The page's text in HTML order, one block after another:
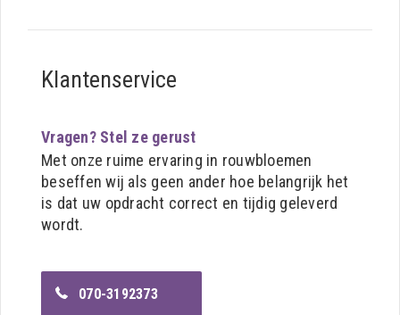
Klantenservice
Vragen? Stel ze gerust
Met onze ruime ervaring in rouwbloemen
beseffen wij als geen ander hoe belangrijk het
is dat uw opdracht correct en tijdig geleverd
wordt.
070-3192373